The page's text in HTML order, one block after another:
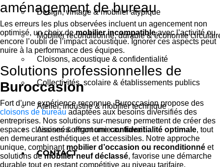
Design, vintage & mobilier atypique
Mobilier reconditionné, durable & économie
Cloisons, acoustique & confidentialité
Collectivités, scolaire & établissements publics
Atelier, industrie & mobilier technique
Assises & ergonomie au travail
CONTACT
aménagement de bureau
Les erreurs les plus observées incluent un agencement non
optimisé, un choix demobilier incompatibleavec l’activité ou
encore l’oubli de l’impact acoustique. Ignorer ces aspects peut
nuire à la performance des équipes.
Solutions professionnelles de
Buroccasion
Fort d’une expérience reconnue, Buroccasion propose des
cloisons de bureau adaptées aux besoins diversifiés des
entreprises. Nos solutions sur-mesure permettent de créer des
espaces cloisonnés offrant uneconfidentialité optimale, tout
en demeurant esthétiques et accessibles. Notre approche
unique, combinant mobilier d’occasion ou reconditionné et
solutions demobilier neuf déclassé, favorise une démarche
durable tout en restant compétitive au niveau tarifaire.